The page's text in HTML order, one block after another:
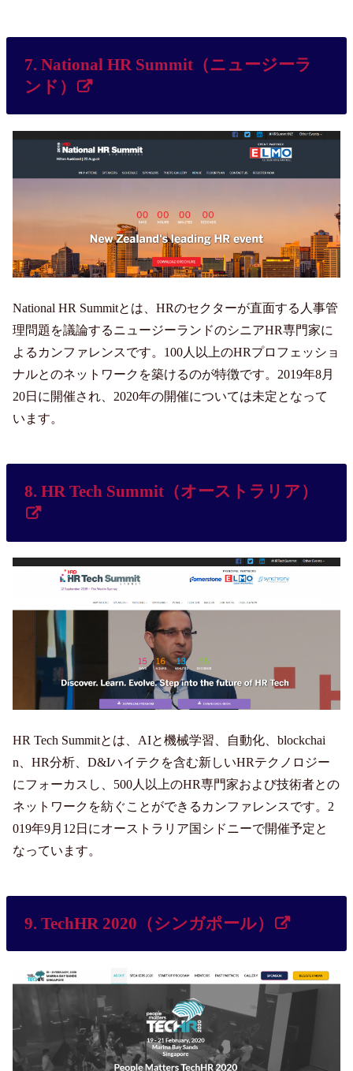
7. National HR Summit（ニュージーラ
ンド）
National HR Summitとは、HRのセクターが直面する人事管
理問題を議論するニュージーランドのシニアHR専門家に
よるカンファレンスです。100人以上のHRプロフェッショ
ナルとのネットワークを築けるのが特徴です。2019年8月
20日に開催され、2020年の開催については未定となって
います。
8. HR Tech Summit（オーストラリア）
HR Tech Summitとは、AIと機械学習、自動化、blockchai
n、HR分析、D&Iハイテクを含む新しいHRテクノロジー
にフォーカスし、500人以上のHR専門家および技術者との
ネットワークを紡ぐことができるカンファレンスです。2
019年9月12日にオーストラリア国シドニーで開催予定と
なっています。
9. TechHR 2020（シンガポール）